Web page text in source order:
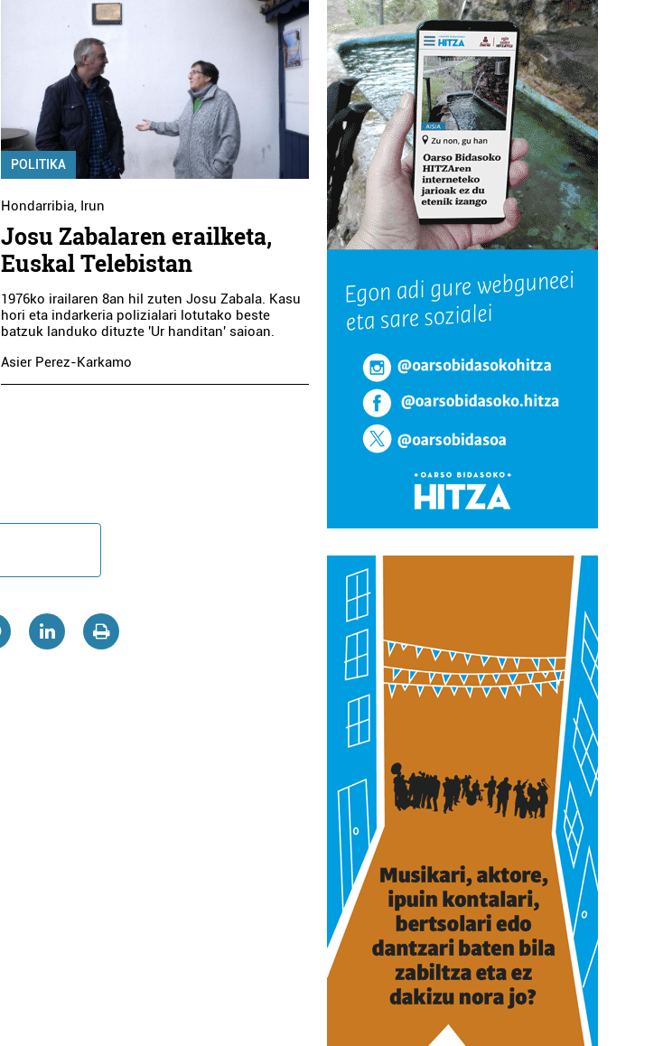
POLITIKA
Hondarribia, Irun
Josu Zabalaren erailketa,
Euskal Telebistan
1976ko irailaren 8an hil zuten Josu Zabala. Kasu
hori eta indarkeria polizialari lotutako beste
batzuk landuko dituzte 'Ur handitan' saioan.
Asier Perez-Karkamo